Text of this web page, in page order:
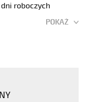
roboczych
POKAŻ